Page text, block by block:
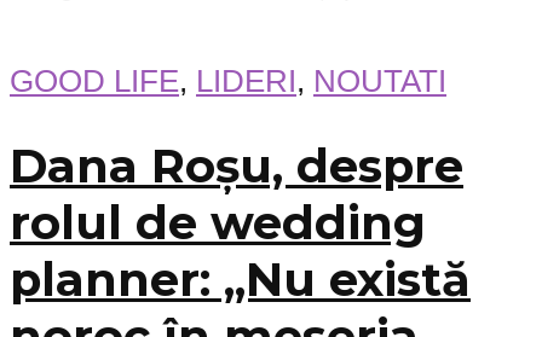
GOOD LIFE, LIDERI, NOUTATI
Dana Roșu, despre
rolul de wedding
planner: „Nu există